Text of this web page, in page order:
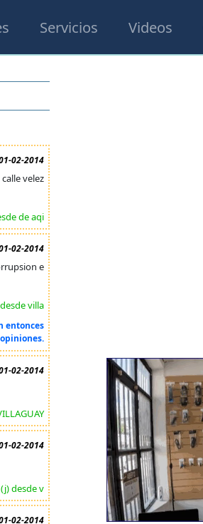
Servicios Videos
02-2014
velez
de aqi
02-2014
e
villa
entonces
02-2014
02-2014
desde v
02-2014